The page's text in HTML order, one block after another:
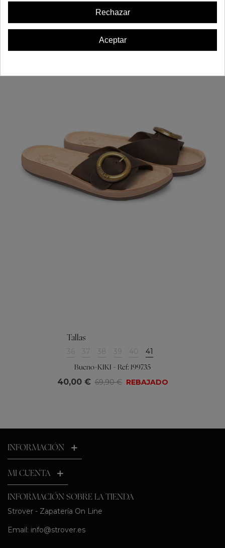
Tallas
36 37 38 39 40 41
Bueno-KIKI - Ref: 199735
40,00 € 69,90 € REBAJADO
INFORMACIÓN
MI CUENTA
INFORMACIÓN SOBRE LA TIENDA
Strover - Zapatería On Line
Email: info@strover.es
Rechazar
Aceptar